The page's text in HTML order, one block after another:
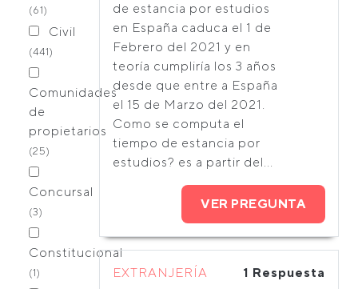
(61)
Civil
(441)
Comunidades
de
propietarios
(25)
Concursal
(3)
Constitucional
(1)
de estancia por estudios
en España caduca el 1 de
Febrero del 2021 y en
teoría cumpliría los 3 años
desde que entre a España
el 15 de Marzo del 2021.
Como se computa el
tiempo de estancia por
estudios? es a partir del...
VER PREGUNTA
EXTRANJERÍA
1 Respuesta